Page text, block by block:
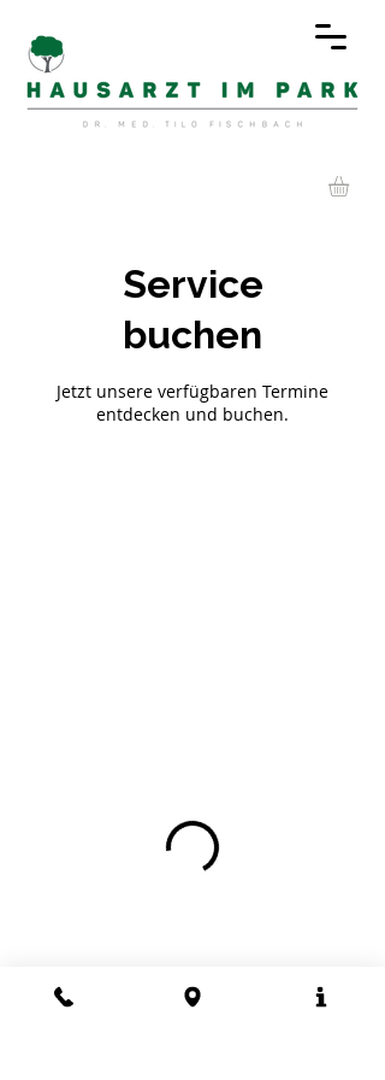
Service
buchen
Jetzt unsere verfügbaren Termine
entdecken und buchen.